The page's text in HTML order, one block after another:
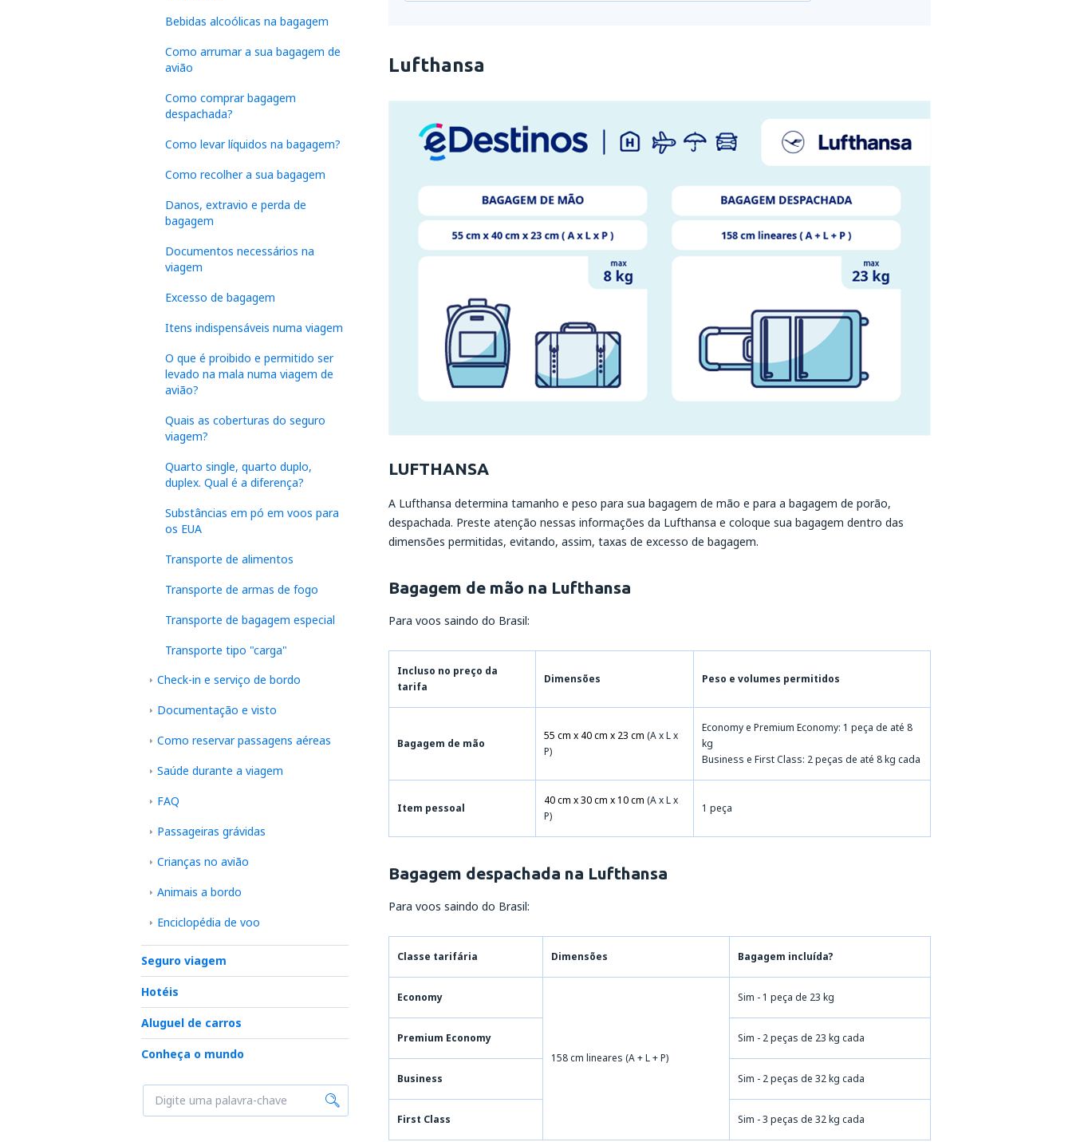
Bebidas alcoólicas na bagagem
Como arrumar a sua bagagem de
avião
Como comprar bagagem
despachada?
Como levar líquidos na bagagem?
Como recolher a sua bagagem
Danos, extravio e perda de
bagagem
Documentos necessários na
viagem
Excesso de bagagem
Itens indispensáveis numa viagem
O que é proibido e permitido ser
levado na mala numa viagem de
avião?
Quais as coberturas do seguro
viagem?
Quarto single, quarto duplo,
duplex. Qual é a diferença?
Substâncias em pó em voos para
os EUA
Transporte de alimentos
Transporte de armas de fogo
Transporte de bagagem especial
Transporte tipo "carga"
Check-in e serviço de bordo
Documentação e visto
Como reservar passagens aéreas
Saúde durante a viagem
FAQ
Passageiras grávidas
Crianças no avião
Animais a bordo
Enciclopédia de voo
Seguro viagem
Hotéis
Aluguel de carros
Conheça o mundo
Lufthansa
LUFTHANSA
A Lufthansa determina tamanho e peso para sua bagagem de mão e para a bagagem de porão,
despachada. Preste atenção nessas informações da Lufthansa e coloque sua bagagem dentro das
dimensões permitidas, evitando, assim, taxas de excesso de bagagem.
Bagagem de mão na Lufthansa
Para voos saindo do Brasil:
Incluso no preço da
tarifa
Dimensões Peso e volumes permitidos
Bagagem de mão
55 cm x 40 cm x 23 cm (A x L x
P)
Economy e Premium Economy: 1 peça de até 8
kg
Business e First Class: 2 peças de até 8 kg cada
Item pessoal
40 cm x 30 cm x 10 cm (A x L x
P)
1 peça
Bagagem despachada na Lufthansa
Para voos saindo do Brasil:
Classe tarifária Dimensões Bagagem incluída?
Economy
158 cm lineares (A + L + P)
Sim - 1 peça de 23 kg
Premium Economy Sim - 2 peças de 23 kg cada
Business Sim - 2 peças de 32 kg cada
First Class Sim - 3 peças de 32 kg cada